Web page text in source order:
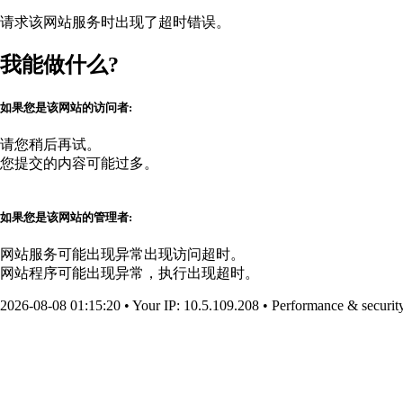
请求该网站服务时出现了超时错误。
我能做什么?
如果您是该网站的访问者:
请您稍后再试。
您提交的内容可能过多。
如果您是该网站的管理者:
网站服务可能出现异常出现访问超时。
网站程序可能出现异常，执行出现超时。
2026-08-08 01:15:20 • Your IP: 10.5.109.208 • Performance &